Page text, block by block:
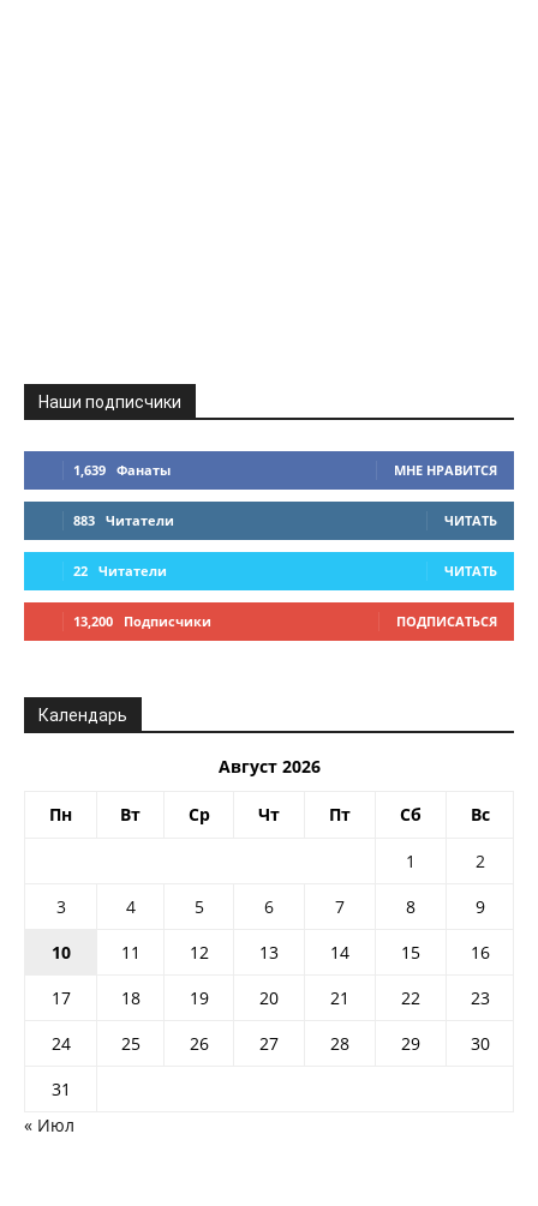
Наши подписчики
1,639 Фанаты МНЕ НРАВИТСЯ
883 Читатели ЧИТАТЬ
22 Читатели ЧИТАТЬ
13,200 Подписчики ПОДПИСАТЬСЯ
Календарь
Август 2026
Пн Вт Ср Чт Пт Сб Вс
1
2
3
4 5 6 7 8
9
10
11 12 13 14 15
16
17
18 19 20 21 22
23
24
25 26 27 28 29
30
31
« Июл